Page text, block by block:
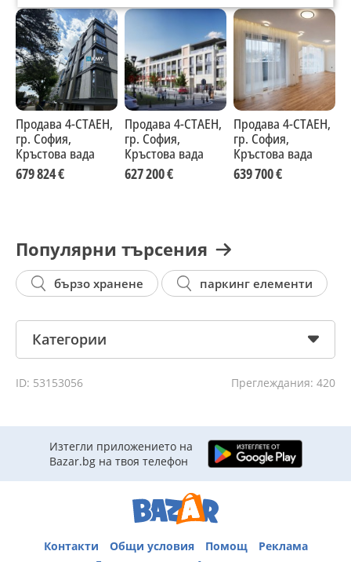
Продава 4-СТАЕН,
гр. София,
Кръстова вада
679 824 €
Продава 4-СТАЕН,
гр. София,
Кръстова вада
627 200 €
Продава 4-СТАЕН,
гр. София,
Кръстова вада
639 700 €
Популярни търсения
бързо хранене паркинг елементи
Категории
ID: 53153056 Преглеждания: 420
Изтегли приложението на
Bazar.bg на твоя телефон
Контакти Общи условия Помощ
Реклама